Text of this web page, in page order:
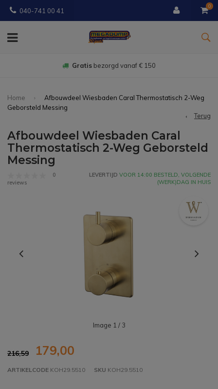
040-741 00 41
0
Gratis bezorgd vanaf € 150
Home
Afbouwdeel Wiesbaden Caral Thermostatisch 2-Weg
Geborsteld Messing
Terug
Afbouwdeel Wiesbaden Caral
Thermostatisch 2-Weg Geborsteld
Messing
0
reviews
LEVERTIJD VOOR 14:00 BESTELD, VOLGENDE
(WERK)DAG IN HUIS
Image 1 / 3
216,59 179,00
ARTIKELCODE KOH29.5510 SKU KOH29.5510